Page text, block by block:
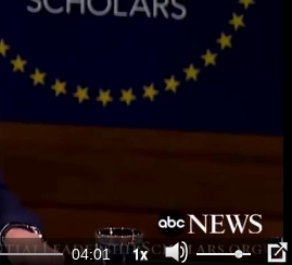
04:01 1x